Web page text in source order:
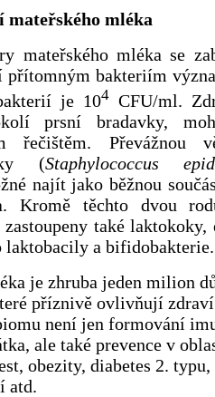
mléka
mateřského mléka se
bakteriím
je 104 CFU/ml.
prsní bradavky,
řečištěm. Převážnou
(Staphylococcus
najít jako běžnou
Kromě těchto dvou
také laktokoky,
a bifidobakterie.
je zhruba jeden milion
příznivě ovlivňují
není jen formování
ale také prevence v
obezity, diabetes 2.
atd.